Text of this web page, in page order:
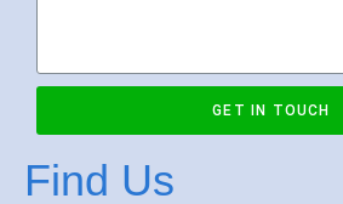
GET IN TOUCH
Find Us